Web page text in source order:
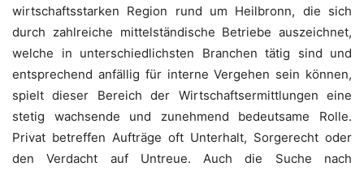
wirtschaftsstarken Region rund um Heilbronn, die sich
durch zahlreiche mittelständische Betriebe auszeichnet,
welche in unterschiedlichsten Branchen tätig sind und
entsprechend anfällig für interne Vergehen sein können,
spielt dieser Bereich der Wirtschaftsermittlungen eine
stetig wachsende und zunehmend bedeutsame Rolle.
Privat betreffen Aufträge oft Unterhalt, Sorgerecht oder
den Verdacht auf Untreue. Auch die Suche nach